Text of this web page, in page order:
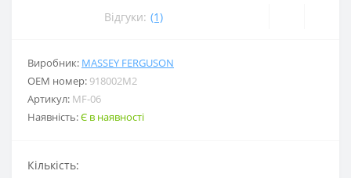
Відгуки: (1)
Виробник: MASSEY FERGUSON
ОЕМ номер: 918002M2
Артикул: MF-06
Наявність:Є в наявності
Кількість: